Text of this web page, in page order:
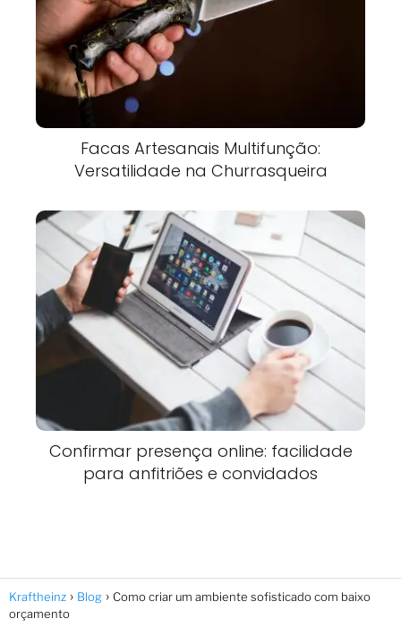
Facas Artesanais Multifunção:
Versatilidade na Churrasqueira
Confirmar presença online: facilidade
para anfitriões e convidados
Kraftheinz Blog
Como criar um ambiente sofisticado com baixo
orçamento